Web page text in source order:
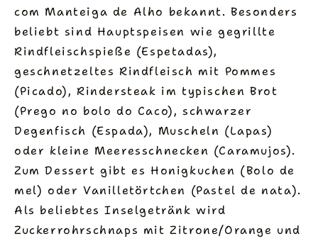
com Manteiga de Alho bekannt. Besonders
beliebt sind Hauptspeisen wie gegrillte
Rindfleischspieße (Espetadas),
geschnetzeltes Rindfleisch mit Pommes
(Picado), Rindersteak im typischen Brot
(Prego no bolo do Caco), schwarzer
Degenfisch (Espada), Muscheln (Lapas)
oder kleine Meeresschnecken (Caramujos).
Zum Dessert gibt es Honigkuchen (Bolo de
mel) oder Vanilletörtchen (Pastel de nata).
Als beliebtes Inselgetränk wird
Zuckerrohrschnaps mit Zitrone/Orange und